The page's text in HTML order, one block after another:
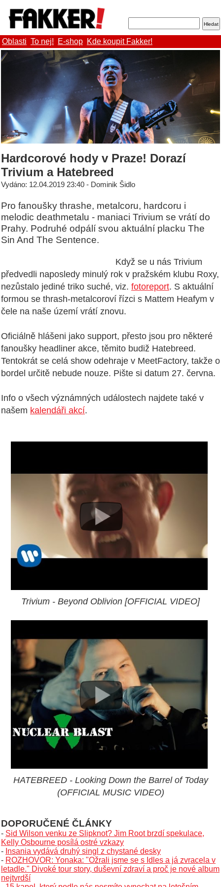
Oblasti To nej! E-shop Kde koupit Fakker!
Hardcorové hody v Praze! Dorazí
Trivium a Hatebreed
Vydáno: 12.04.2019 23:40 - Dominik Šidlo
Pro fanoušky thrashe, metalcoru, hardcoru i
melodic deathmetalu - maniaci Trivium se vrátí do
Prahy. Podruhé odpálí svou aktuální placku The
Sin And The Sentence.
Když se u nás Trivium
předvedli naposledy minulý rok v pražském klubu Roxy,
nezůstalo jediné triko suché, viz. fotoreport. S aktuální
formou se thrash-metalcoroví řízci s Mattem Heafym v
čele na naše území vrátí znovu.
Oficiálně hlášeni jako support, přesto jsou pro některé
fanoušky headliner akce, těmito budiž Hatebreed.
Tentokrát se celá show odehraje v MeetFactory, takže o
bordel určitě nebude nouze. Pište si datum 27. června.
Info o všech význámných událostech najdete také v
našem kalendáři akcí.
Trivium - Beyond Oblivion [OFFICIAL VIDEO]
HATEBREED - Looking Down the Barrel of Today
(OFFICIAL MUSIC VIDEO)
DOPORUČENÉ ČLÁNKY
- Sid Wilson venku ze Slipknot? Jim Root brzdí spekulace,
Kelly Osbourne posílá ostré vzkazy
- Insania vydává druhý singl z chystané desky
- ROZHOVOR: Yonaka: "Ožrali jsme se s Idles a já zvracela v
letadle." Divoké tour story, duševní zdraví a proč je nové album
nejtvrdší